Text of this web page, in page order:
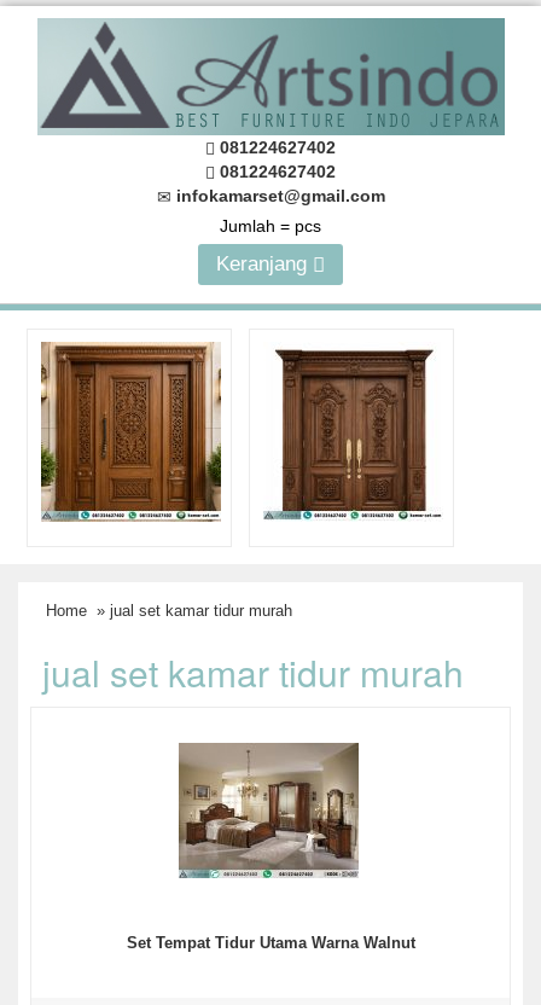
081224627402
081224627402
infokamarset@gmail.com
Jumlah = pcs
Keranjang
Home » jual set kamar tidur murah
jual set kamar tidur murah
Set Tempat Tidur Utama Warna Walnut